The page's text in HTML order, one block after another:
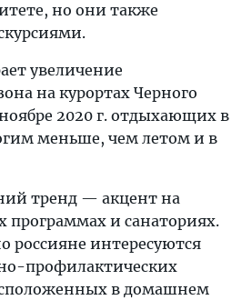
но они также
увеличение
на курортах Черного
2020 г. отдыхающих в
меньше, чем летом и в
тренд — акцент на
программах и санаториях.
россияне интересуются
профилактических
в домашнем